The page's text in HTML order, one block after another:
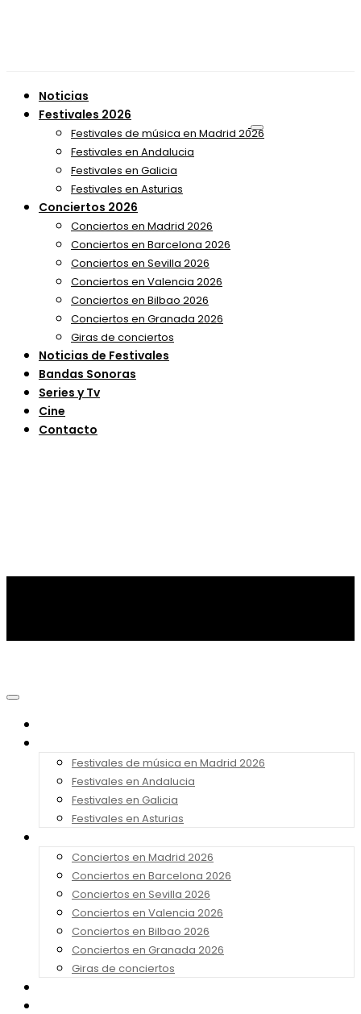
Noticias
Festivales 2026
Festivales de música en Madrid 2026
Festivales en Andalucia
Festivales en Galicia
Festivales en Asturias
Conciertos 2026
Conciertos en Madrid 2026
Conciertos en Barcelona 2026
Conciertos en Sevilla 2026
Conciertos en Valencia 2026
Conciertos en Bilbao 2026
Conciertos en Granada 2026
Giras de conciertos
Noticias de Festivales
Bandas Sonoras
Series y Tv
Cine
Contacto
Festivales de música en Madrid 2026
Festivales en Andalucia
Festivales en Galicia
Festivales en Asturias
Conciertos en Madrid 2026
Conciertos en Barcelona 2026
Conciertos en Sevilla 2026
Conciertos en Valencia 2026
Conciertos en Bilbao 2026
Conciertos en Granada 2026
Giras de conciertos